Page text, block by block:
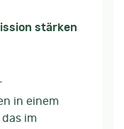
stärken
in einem
im